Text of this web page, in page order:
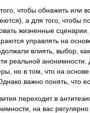
чтобы обнажить
а для того, чтобы
жизненные
управлять на
влиять, выбор,
реальной
но в том, что на основе
важно понять, что
переходит в
на вас